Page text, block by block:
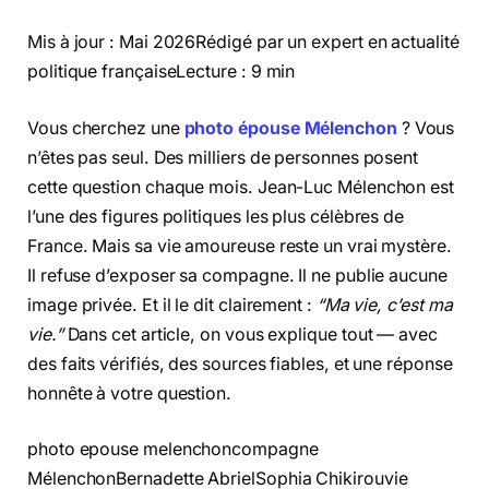
Mis à jour : Mai 2026Rédigé par un expert en actualité
politique françaiseLecture : 9 min
Vous cherchez une photo épouse Mélenchon ? Vous
n’êtes pas seul. Des milliers de personnes posent
cette question chaque mois. Jean-Luc Mélenchon est
l’une des figures politiques les plus célèbres de
France. Mais sa vie amoureuse reste un vrai mystère.
Il refuse d’exposer sa compagne. Il ne publie aucune
image privée. Et il le dit clairement : “Ma vie, c’est ma
vie.”Dans cet article, on vous explique tout — avec
des faits vérifiés, des sources fiables, et une réponse
honnête à votre question.
photo epouse melenchoncompagne
MélenchonBernadette AbrielSophia Chikirouvie